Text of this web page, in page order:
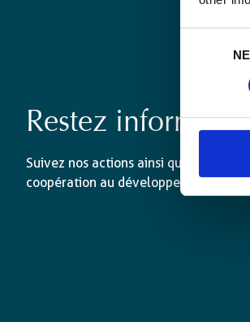
Restez informé·es
Suivez nos actions ainsi que les
coopération au développement.